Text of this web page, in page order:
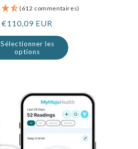
(612 commentaires)
Prix
normal
€110,09 EUR
Sélectionner les
options